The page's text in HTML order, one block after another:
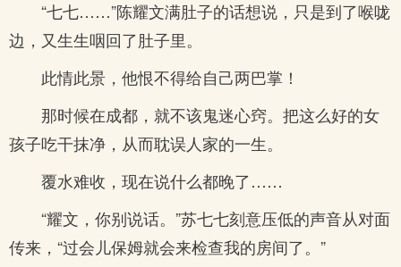
“七七……”陈耀文满肚子的话想说，只是到了喉咙
边，又生生咽回了肚子里。
此情此景，他恨不得给自己两巴掌！
那时候在成都，就不该鬼迷心窍。把这么好的女
孩子吃干抹净，从而耽误人家的一生。
覆水难收，现在说什么都晚了……
“耀文，你别说话。”苏七七刻意压低的声音从对面
传来，“过会儿保姆就会来检查我的房间了。”